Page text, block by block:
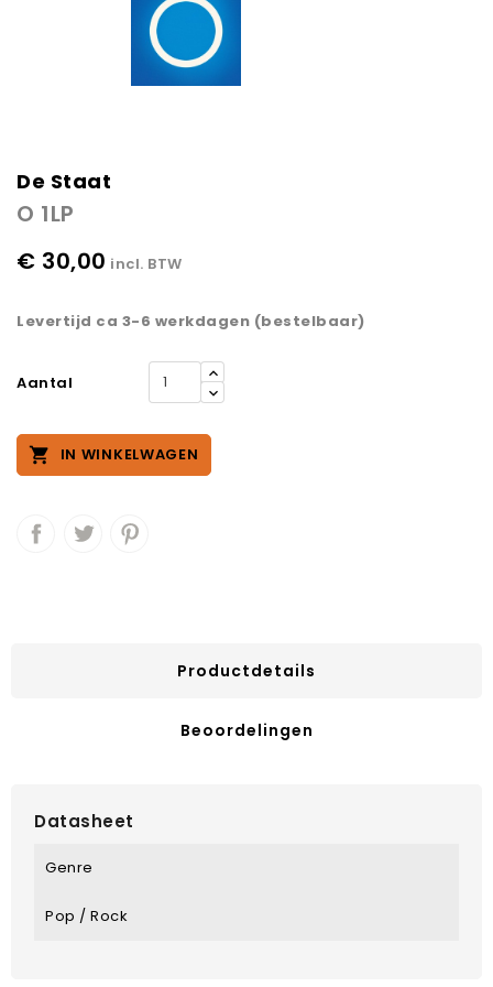
De Staat
O 1LP
€ 30,00 incl. BTW
Levertijd ca 3-6 werkdagen (bestelbaar)
Aantal
 IN WINKELWAGEN
Productdetails
Beoordelingen
Datasheet
Genre
Pop / Rock